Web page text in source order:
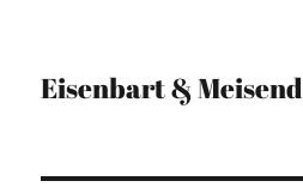
Eisenbart &